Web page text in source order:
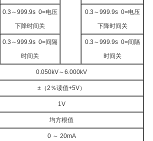
0.3～999.9s 0=电压
下降时间关
0.3～999.9s 0=电压
下降时间关
0.3～999.9s 0=间隔
时间关
0.3～999.9s 0=间隔
时间关
0.050kV～6.000kV
±（2％读值+5V）
1V
均方根值
0 ～ 20mA